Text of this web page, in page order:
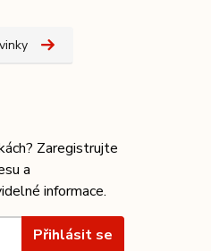
Zaregistrujte
a
informace.
Přihlásit se